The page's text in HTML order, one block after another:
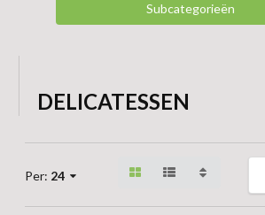
Subcategorieën
DELICATESSEN
Per: 24